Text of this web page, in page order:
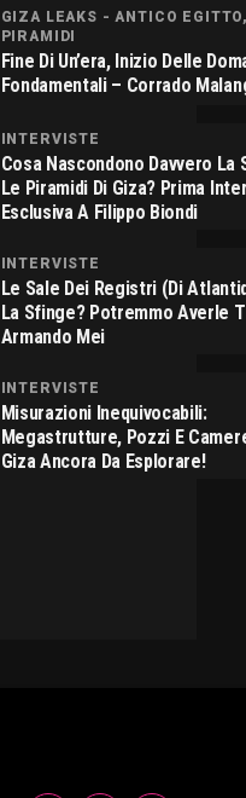
GIZA LEAKS - ANTICO
PIRAMIDI
Fine Di Un’era, Inizio Delle
Fondamentali – Corrado
INTERVISTE
Cosa Nascondono Davvero La
Le Piramidi Di Giza? Prima
Esclusiva A Filippo Biondi
INTERVISTE
Le Sale Dei Registri (di
La Sfinge? Potremmo Averle
Armando Mei
INTERVISTE
Misurazioni Inequivocabili:
Megastrutture, Pozzi E
Giza Ancora Da Esplorare!